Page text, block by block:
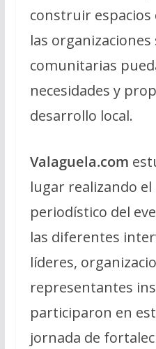
construir espacios
las organizaciones
comunitarias
necesidades y
desarrollo local.
Valaguela.com
lugar realizando
periodístico del
las diferentes
líderes,
representantes
participaron en
jornada de